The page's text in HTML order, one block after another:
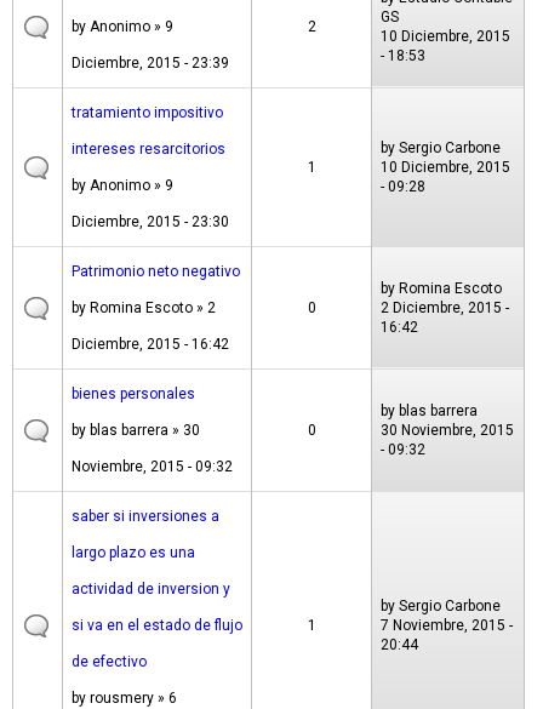
by Anonimo » 9
Diciembre, 2015 - 23:39
2
GS
10 Diciembre, 2015
- 18:53
tratamiento impositivo
intereses resarcitorios
by Anonimo » 9
Diciembre, 2015 - 23:30
1
by Sergio Carbone
10 Diciembre, 2015
- 09:28
Patrimonio neto negativo
by Romina Escoto » 2
Diciembre, 2015 - 16:42
0
by Romina Escoto
2 Diciembre, 2015 -
16:42
bienes personales
by blas barrera » 30
Noviembre, 2015 - 09:32
0
by blas barrera
30 Noviembre, 2015
- 09:32
saber si inversiones a
largo plazo es una
actividad de inversion y
si va en el estado de flujo
de efectivo
by rousmery » 6
1
by Sergio Carbone
7 Noviembre, 2015 -
20:44